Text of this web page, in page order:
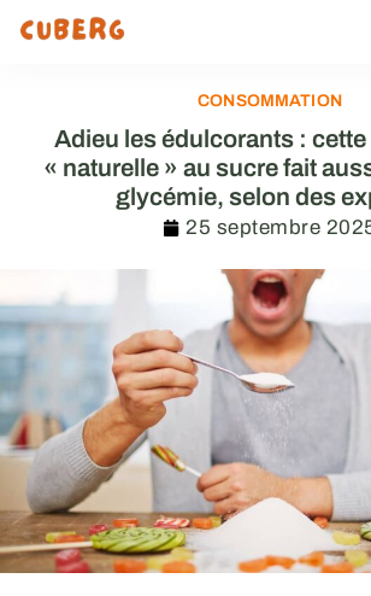
CONSOMMATION
Adieu les édulcorants :
« naturelle » au sucre fait
glycémie, selon des
25 septembre